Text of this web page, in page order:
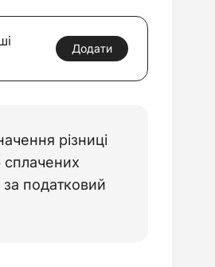
Додати
різниці
сплачених
за податковий